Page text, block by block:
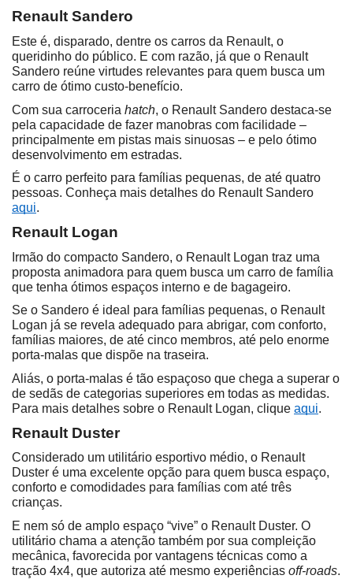
Renault Sandero
Este é, disparado, dentre os carros da Renault, o
queridinho do público. E com razão, já que o Renault
Sandero reúne virtudes relevantes para quem busca um
carro de ótimo custo-benefício.
Com sua carroceria hatch, o Renault Sandero destaca-se
pela capacidade de fazer manobras com facilidade –
principalmente em pistas mais sinuosas – e pelo ótimo
desenvolvimento em estradas.
É o carro perfeito para famílias pequenas, de até quatro
aqui.
Renault Logan
Irmão do compacto Sandero, o Renault Logan traz uma
proposta animadora para quem busca um carro de família
que tenha ótimos espaços interno e de bagageiro.
Se o Sandero é ideal para famílias pequenas, o Renault
Logan já se revela adequado para abrigar, com conforto,
famílias maiores, de até cinco membros, até pelo enorme
porta-malas que dispõe na traseira.
Aliás, o porta-malas é tão espaçoso que chega a superar o
de sedãs de categorias superiores em todas as medidas.
Para mais detalhes sobre o Renault Logan, clique aqui.
Renault Duster
Considerado um utilitário esportivo médio, o Renault
Duster é uma excelente opção para quem busca espaço,
conforto e comodidades para famílias com até três
crianças.
E nem só de amplo espaço “vive” o Renault Duster. O
utilitário chama a atenção também por sua compleição
mecânica, favorecida por vantagens técnicas como a
tração 4x4, que autoriza até mesmo experiências off-roads.